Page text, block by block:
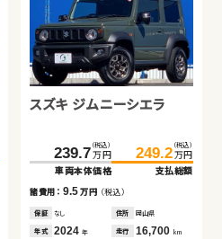
スズキ ジムニーシエラ
239.7 （税込）
万円
車両本体価格
249.2 （税込）
万円
支払総額
諸費用： 9.5万円 （税込）
保証 なし 住所 岡山県
年式 2024年 走行 16,700 km
トヨタ ルーミー
149.0 （税込）
万円
車両本体価格
160.8 （税込）
万円
支払総額
諸費用： 11.8万円（税込）
保証 あり 住所 岡山県
年式 2021年 走行 49,100 km
スズキ ジムニー
224.9万円
車両本体価格
諸費用：5.0 万円 （税込）